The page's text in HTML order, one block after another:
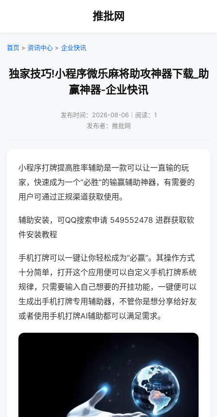
推批网
首页 > 资讯中心 > 企业快讯
独家技巧!小程序微乐麻将助攻神器下载_助
赢神器-企业快讯
发布时间：2026-08-06｜阅读：1
发布者：推批网
小程序打牌提高胜率辅助是一款可以让一直输的玩
家，快速成为一个“必胜”的输赢辅助神器，有需要的
用户可通过正规渠道获取使用。
辅助安装，可QQ搜索申请 549552478 进群获取软
件安装教程
手机打牌可以一键让你轻松成为“必赢”。其操作方式
十分简单，打开这个应用便可以自定义手机打牌系统
规律，只需要输入自己想要的开挂功能，一键便可以
生成出手机打牌专用辅助器，不管你是想分享给好友
或者使用手机打牌AI辅助都可以满足需求。